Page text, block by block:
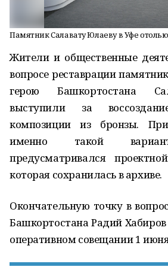
Памятник Салавату Юлаеву в Уфе
Жители и общественные
вопросе реставрации
герою Башкортостана
выступили за
композиции из бронзы.
именно такой
предусматривался
которая сохранилась в архиве.
Окончательную точку в
Башкортостана Радий
оперативном совещании 1